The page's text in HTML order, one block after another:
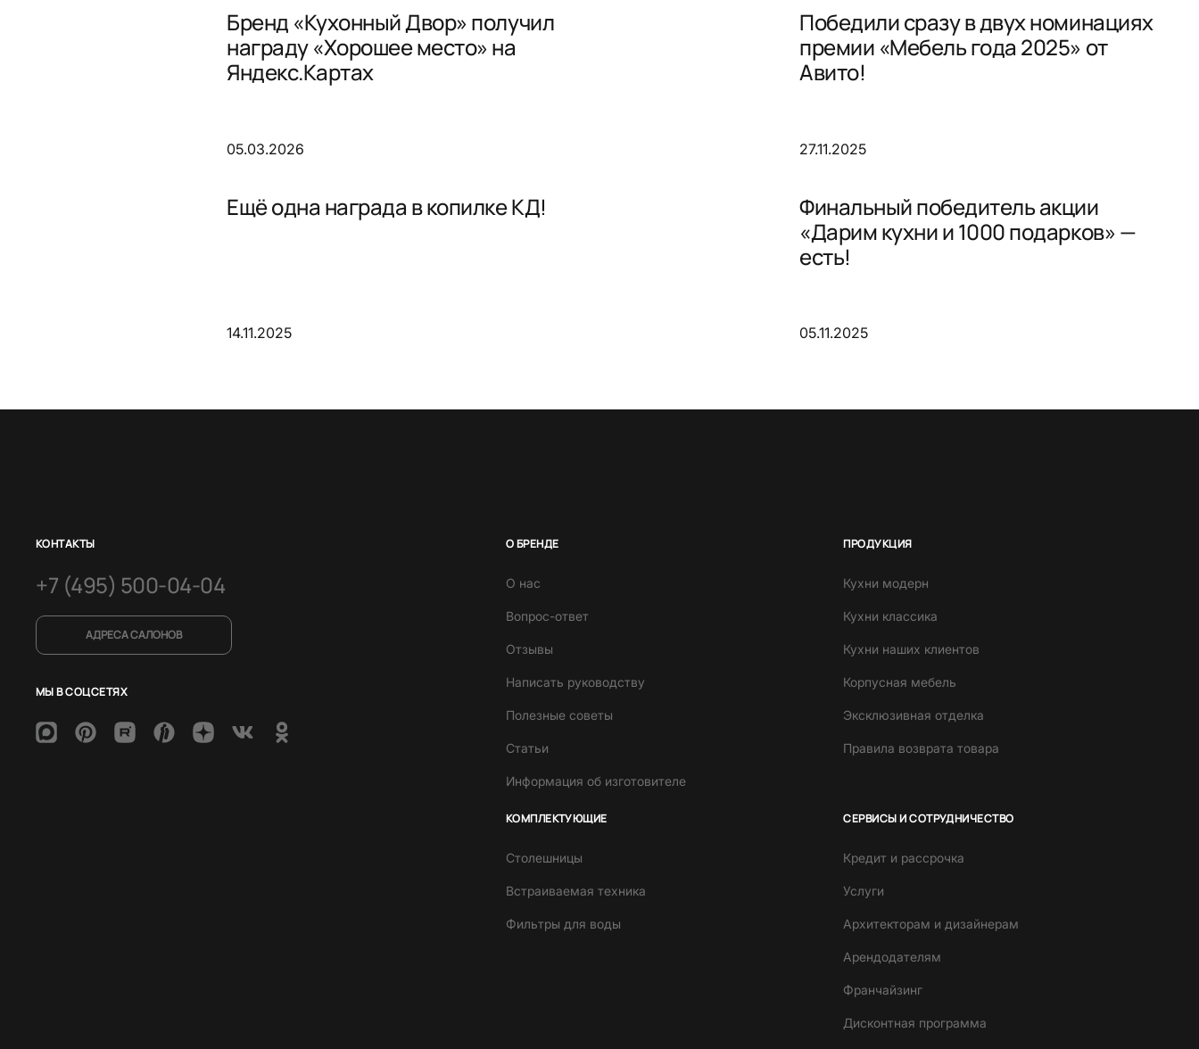
Бренд «Кухонный Двор» получил
награду «Хорошее место» на
Яндекс.Картах
05.03.2026
Победили сразу в двух номинациях
премии «Мебель года 2025» от
Авито!
27.11.2025
Ещё одна награда в копилке КД!
14.11.2025
Финальный победитель акции
«Дарим кухни и 1000 подарков» —
есть!
05.11.2025
КОНТАКТЫ
+7 (495) 500-04-04
АДРЕСА САЛОНОВ
МЫ В СОЦСЕТЯХ
О БРЕНДЕ
О нас
Вопрос-ответ
Отзывы
Написать руководству
Полезные советы
Статьи
Информация об изготовителе
ПРОДУКЦИЯ
Кухни модерн
Кухни классика
Кухни наших клиентов
Корпусная мебель
Эксклюзивная отделка
Правила возврата товара
КОМПЛЕКТУЮЩИЕ
Столешницы
Встраиваемая техника
Фильтры для воды
СЕРВИСЫ И СОТРУДНИЧЕСТВО
Кредит и рассрочка
Услуги
Архитекторам и дизайнерам
Арендодателям
Франчайзинг
Дисконтная программа